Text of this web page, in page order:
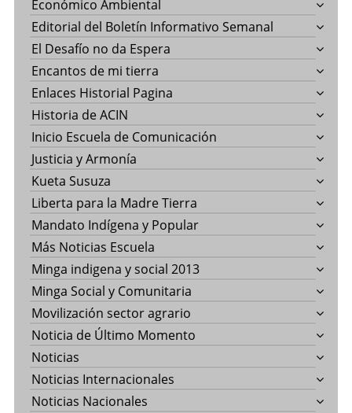
Económico Ambiental
Editorial del Boletín Informativo Semanal
El Desafío no da Espera
Encantos de mi tierra
Enlaces Historial Pagina
Historia de ACIN
Inicio Escuela de Comunicación
Justicia y Armonía
Kueta Susuza
Liberta para la Madre Tierra
Mandato Indígena y Popular
Más Noticias Escuela
Minga indigena y social 2013
Minga Social y Comunitaria
Movilización sector agrario
Noticia de Último Momento
Noticias
Noticias Internacionales
Noticias Nacionales